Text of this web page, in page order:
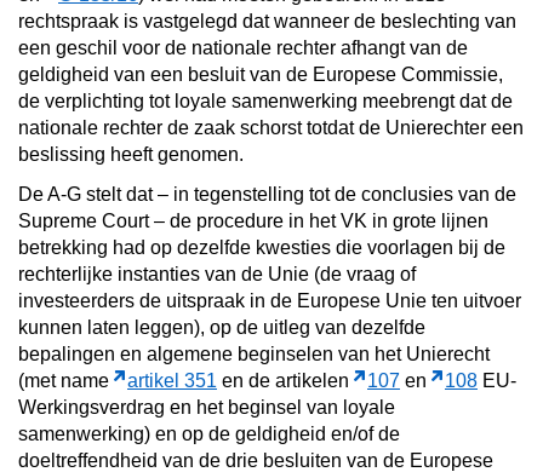
rechtspraak is vastgelegd dat wanneer de beslechting van
een geschil voor de nationale rechter afhangt van de
geldigheid van een besluit van de Europese Commissie,
de verplichting tot loyale samenwerking meebrengt dat de
nationale rechter de zaak schorst totdat de Unierechter een
beslissing heeft genomen.
De A-G stelt dat – in tegenstelling tot de conclusies van de
Supreme Court – de procedure in het VK in grote lijnen
betrekking had op dezelfde kwesties die voorlagen bij de
rechterlijke instanties van de Unie (de vraag of
investeerders de uitspraak in de Europese Unie ten uitvoer
kunnen laten leggen), op de uitleg van dezelfde
bepalingen en algemene beginselen van het Unierecht
(met name
artikel 351 en de artikelen 107 en 108 EU-
Werkingsverdrag en het beginsel van loyale
samenwerking) en op de geldigheid en/of de
doeltreffendheid van de drie besluiten van de Europese